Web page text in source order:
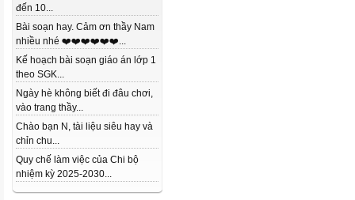
đến 10...
Bài soạn hay. Cảm ơn thầy Nam
nhiều nhé ❤️❤️❤️❤️❤️❤️...
Kế hoạch bài soạn giáo án lớp 1
theo SGK...
Ngày hè không biết đi đâu chơi,
vào trang thầy...
Chào bạn N, tài liệu siêu hay và
chỉn chu...
Quy chế làm việc của Chi bộ
nhiệm kỳ 2025-2030...